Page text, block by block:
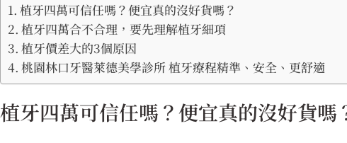
植牙四萬可信任嗎？便宜真的沒好貨嗎？
植牙四萬合不合理，要先理解植牙細項
植牙價差大的3個原因
桃園林口牙醫萊德美學診所 植牙療程精準、安全、更舒適
植牙四萬可信任嗎？便宜真的沒好貨嗎